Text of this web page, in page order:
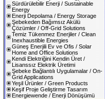
Sürdürülebilir Enerji / Sustainable
Energy
Enerji Depolama / Energy Storage
Şebekeden Bağımsız Akülü
Çözümler / Off-Grid Solutions
Temiz Tükenmez Enerjiler / Clean
Inexhaustible Energies
Güneş Enerjili Ev ve Ofis / Solar
Home and Office Solutions
Kendi Elektriğini Kendin Üret /
Lisanssız Elektrik Üretimi
Şebeke Bağlantılı Uygulamalar / On-
Grid Applications
Yeşil Ürünler / Green Products
Keşif Proje Geliştirme Tasarım
Energiewende / Enerji Dönüşümü